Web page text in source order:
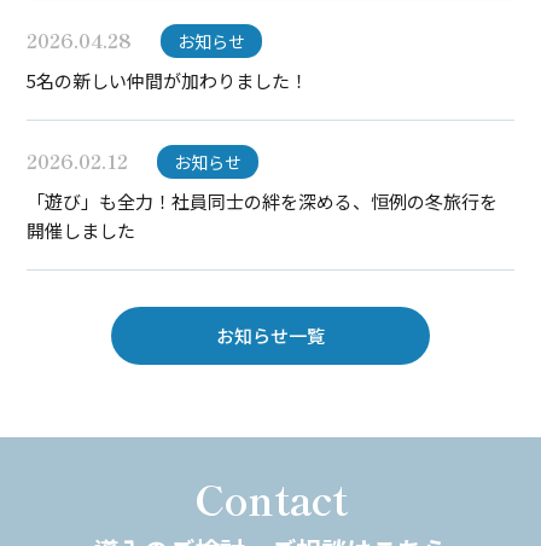
2026.04.28 お知らせ
5名の新しい仲間が加わりました！
2026.02.12 お知らせ
「遊び」も全力！社員同士の絆を深める、恒例の冬旅行を
開催しました
お知らせ一覧
Contact